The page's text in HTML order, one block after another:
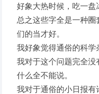
好象大热时候，吃一盘
总之这些字全是一种
们的当才好。
我好象觉得通俗的科
我对于这个问题完全
什么全不能说。
我对于通俗的小日报